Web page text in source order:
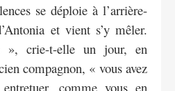
se déploie à l’arrière-
et vient s’y mêler.
», crie-t-elle un jour, en
compagnon, « vous avez
comme vous en